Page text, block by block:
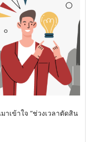
าเข้าใจ “ช่วงเวลาตัดสิน